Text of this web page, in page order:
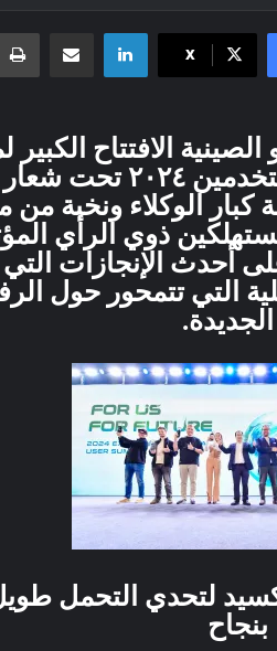
X
لينكدإن مشاركة عبر البريد
الصينية الافتتاح
البيئي لقمة إكسيد العالمية
الوكلاء ونخبة
ذوي الرأي
أحدث الإنجازات
التي تتمحور حول
لتحدي التحمل
بنجاح